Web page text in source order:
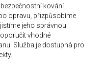
kování.
opravu, přizpůsobíme
jeho správnou
vhodné
Služba je dostupná pro